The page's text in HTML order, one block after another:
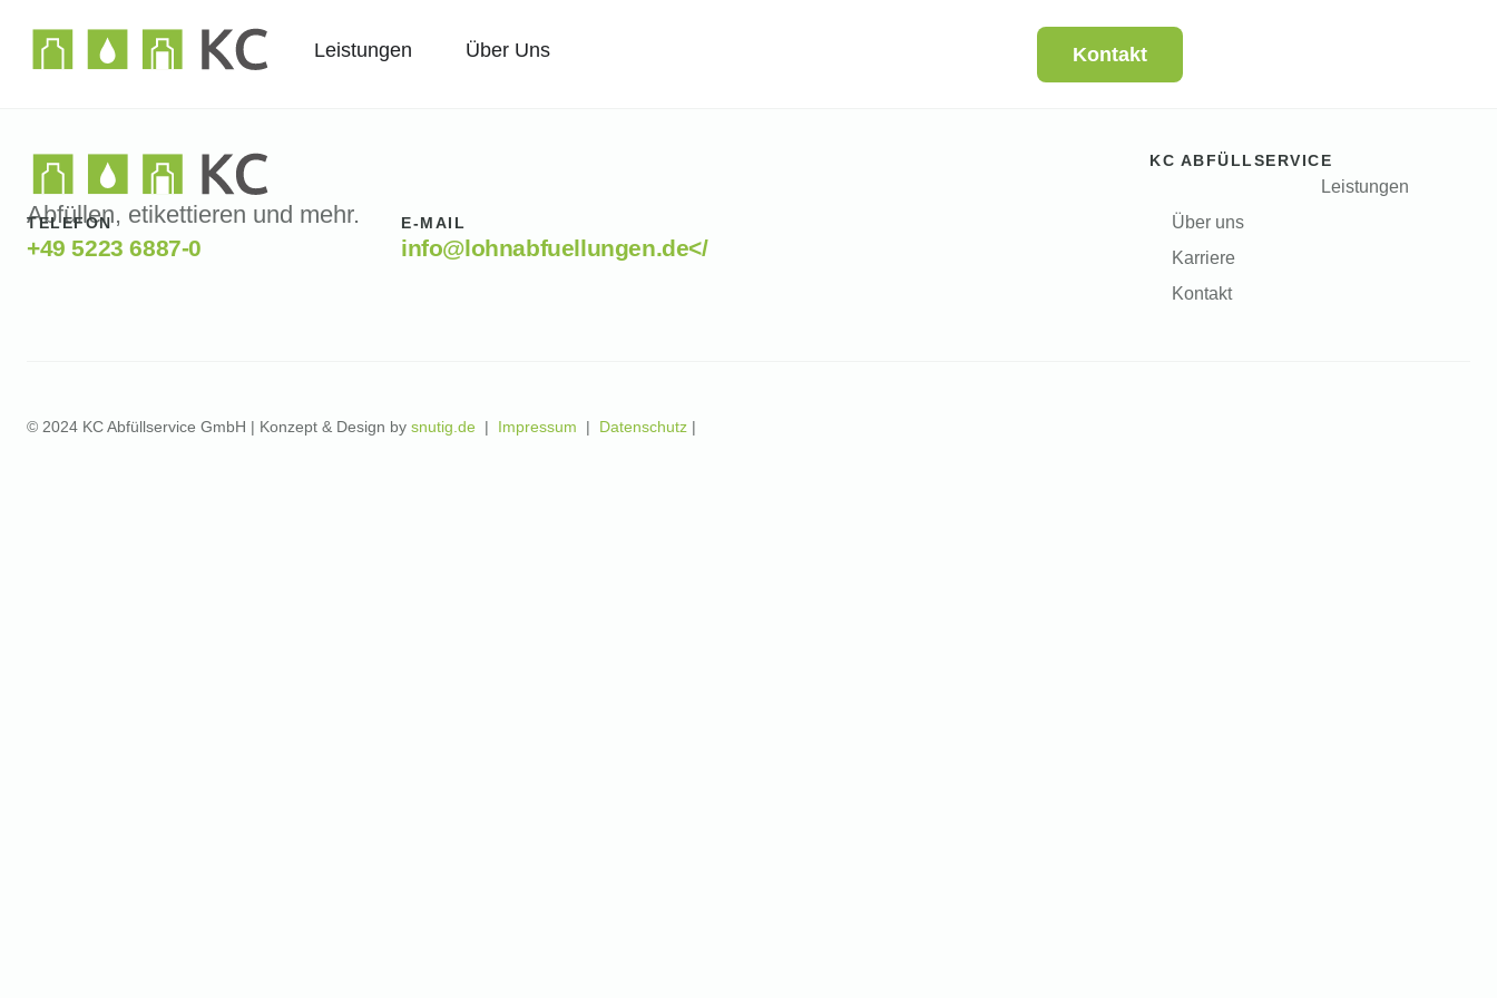
Leistungen Über Uns Kontakt
Abfüllen, etikettieren und mehr.
TELEFON
+49 5223 6887-0
E-MAIL
info@lohnabfuellungen.de</
KC ABFÜLLSERVICE
Leistungen
Über uns
Karriere
Kontakt
© 2024 KC Abfüllservice GmbH | Konzept & Design by snutig.de | Impressum | Datenschutz |